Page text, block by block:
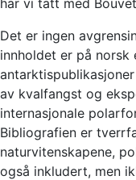
har vi tatt med
Det er ingen
innholdet er på norsk
av kvalfangst og
internasjonale
Bibliografien er
naturvitenskapene,
også inkludert, men